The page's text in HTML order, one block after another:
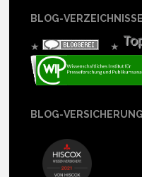
BLOG-
★ ★
BLOG-